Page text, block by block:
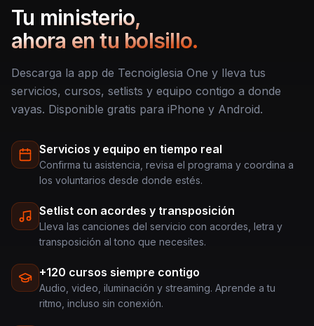
Tu ministerio,
ahora en tu bolsillo.
Descarga la app de Tecnoiglesia One y lleva tus
servicios, cursos, setlists y equipo contigo a donde
vayas. Disponible gratis para iPhone y Android.
Servicios y equipo en tiempo real
Confirma tu asistencia, revisa el programa y coordina a
los voluntarios desde donde estés.
Setlist con acordes y transposición
Lleva las canciones del servicio con acordes, letra y
transposición al tono que necesites.
+120 cursos siempre contigo
Audio, video, iluminación y streaming. Aprende a tu
ritmo, incluso sin conexión.